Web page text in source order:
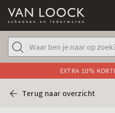
EXTRA 10%
Terug naar overzicht